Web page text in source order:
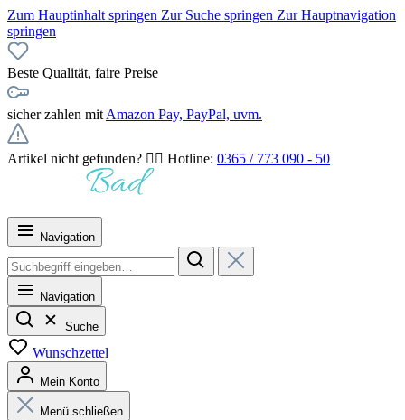
Zum Hauptinhalt springen Zur Suche springen Zur Hauptnavigation
springen
Beste Qualität, faire Preise
sicher zahlen mit Amazon Pay, PayPal, uvm.
Artikel nicht gefunden? 👉🏻 Hotline: 0365 / 773 090 - 50
Navigation
Navigation
Suche
Wunschzettel
Mein Konto
Menü schließen